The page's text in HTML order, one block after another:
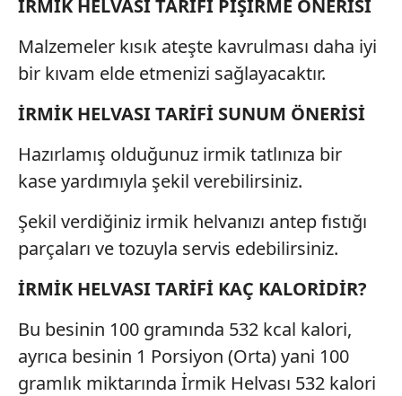
6698 sayılı Kişisel Verilerin Korunması Kanunu uyarınca
hazırlanmış Aydınlatma Metnimizi okumak ve sitemizde
ilgili mevzuata uygun olarak kullanılan çerezlerle ilgili bilgi
İRMİK HELVASI TARİFİ PİŞİRME ÖNERİSİ
Malzemeler kısık ateşte kavrulması daha iyi
bir kıvam elde etmenizi sağlayacaktır.
İRMİK HELVASI TARİFİ SUNUM ÖNERİSİ
Hazırlamış olduğunuz irmik tatlınıza bir
kase yardımıyla şekil verebilirsiniz.
Şekil verdiğiniz irmik helvanızı antep fıstığı
parçaları ve tozuyla servis edebilirsiniz.
İRMİK HELVASI TARİFİ KAÇ KALORİDİR?
Bu besinin 100 gramında 532 kcal kalori,
ayrıca besinin 1 Porsiyon (Orta) yani 100
gramlık miktarında İrmik Helvası 532 kalori